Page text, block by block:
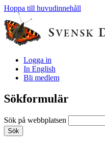
Hoppa till huvudinnehåll
Logga in
In English
Bli medlem
Sökformulär
Sök på webbplatsen